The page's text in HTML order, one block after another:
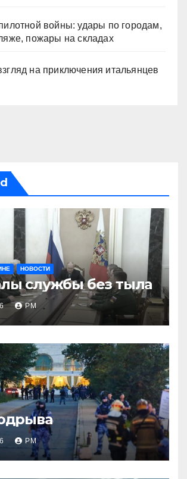
войны: удары по городам,
пожары на складах
на приключения итальянцев
НОВОСТИ
службы без тыла
РМ
РМ